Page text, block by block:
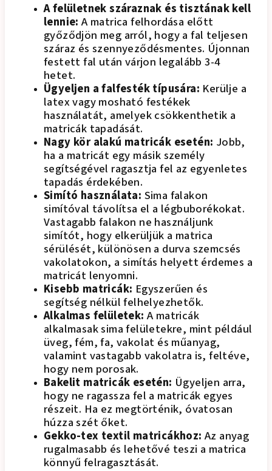
A felületnek száraznak és tisztának kell
lennie:A matrica felhordása előtt
győződjön meg arról, hogy a fal teljesen
száraz és szennyeződésmentes. Újonnan
festett fal után várjon legalább 3-4
hetet.
Ügyeljen a falfesték típusára: Kerülje a
latex vagy mosható festékek
használatát, amelyek csökkenthetik a
matricák tapadását.
Nagy kör alakú matricák esetén: Jobb,
ha a matricát egy másik személy
segítségével ragasztja fel az egyenletes
tapadás érdekében.
Simító használata: Sima falakon
simítóval távolítsa el a légbuborékokat.
Vastagabb falakon ne használjunk
simítót, hogy elkerüljük a matrica
sérülését, különösen a durva szemcsés
vakolatokon, a simítás helyett érdemes a
matricát lenyomni.
Kisebb matricák: Egyszerűen és
segítség nélkül felhelyezhetők.
Alkalmas felületek:A matricák
alkalmasak sima felületekre, mint például
üveg, fém, fa, vakolat és műanyag,
valamint vastagabb vakolatra is, feltéve,
hogy nem porosak.
Bakelit matricák esetén: Ügyeljen arra,
hogy ne ragassza fel a matricák egyes
részeit. Ha ez megtörténik, óvatosan
húzza szét őket.
Gekko-tex textil matricákhoz:Az anyag
rugalmasabb és lehetővé teszi a matrica
könnyű felragasztását.